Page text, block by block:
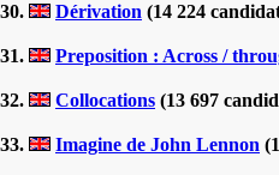
30. Dérivation (14 224
31. Preposition : Across /
32. Collocations (13 697
33. Imagine de John Lennon